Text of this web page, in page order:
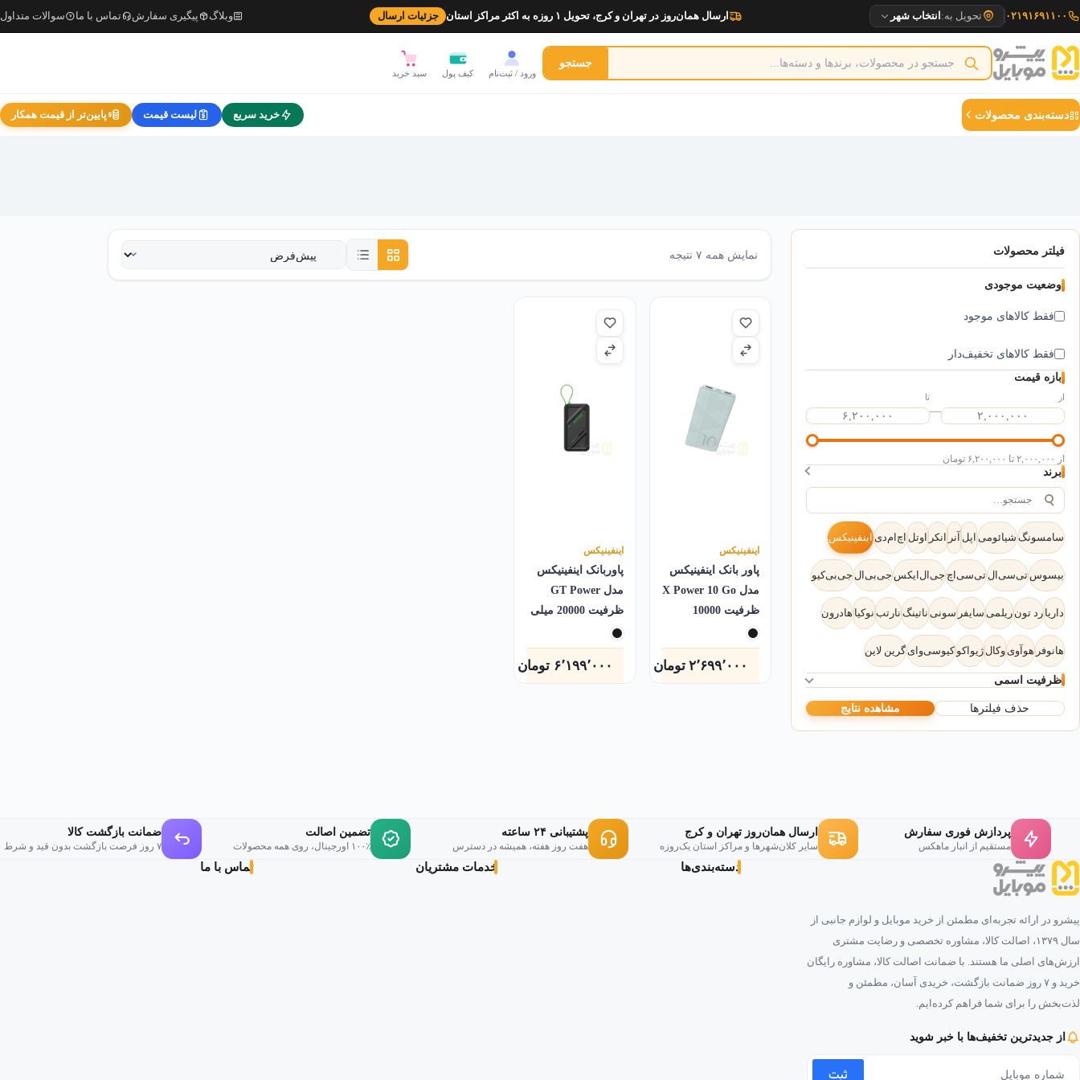
به
محتوا
۰۲۱۹۱۶۹۱۱۰۰ تحویل به: انتخاب شهر ارسال همان‌روز در تهران و کرج، تحویل ۱ روزه به اکثر مراکز استان جزئیات ارسال وبلاگ پیگیری سفارش تماس با ما سوالات متداول
جستجو
ورود / ثبت‌نام کیف پول سبد خرید
دسته‌بندی محصولات خرید سریع لیست قیمت پایین‌تر از قیمت همکار
فیلتر محصولات
وضعیت موجودی
فقط کالاهای موجود
فقط کالاهای تخفیف‌دار
بازه قیمت
از
—
تا
از ۲,۰۰۰,۰۰۰ تا ۶,۲۰۰,۰۰۰ تومان
برند
سامسونگشیائومی اپل آنر انکر اوتل اچ‌ام‌دی اینفینیکس
بیسوستی‌سی‌التی‌سی‌اچجی‌ال‌ایکسجی‌بی‌الجی‌بی‌کیو
داریا رد تون ریلمی سایفر سونی ناتینگ نارتب نوکیا هادرون
هانوفر هوآوی وکال ژیواکو کیو‌سی‌وایگرین لاین
ظرفیت اسمی
۱۰۰۰۰ میلی‌آمپرساعت (۴) ۲۰۰۰۰ میلی‌آمپرساعت (۲) حذف فیلترها مشاهده نتایج
نمایش همه ۷ نتیجه
اینفینیکس
پاور بانک اینفینیکس
مدل X Power 10 Go
ظرفیت 10000
میلی‌آمپر
۲٬۶۹۹٬۰۰۰ تومان
اینفینیکس
پاوربانک اینفینیکس
مدل GT Power
ظرفیت 20000 میلی
آمپر
۶٬۱۹۹٬۰۰۰ تومان
پردازش فوری سفارش
مستقیم از انبار ماهکس
ارسال همان‌روز تهران و کرج
سایر کلان‌شهرها و مراکز استان یک‌روزه
پشتیبانی ۲۴ ساعته
هفت روز هفته، همیشه در دسترس
تضمین اصالت
۱۰۰٪ اورجینال، روی همه محصولات
ضمانت بازگشت کالا
۷ روز فرصت بازگشت بدون قید و شرط
پیشرو در ارائه تجربه‌ای مطمئن از خرید موبایل و لوازم جانبی از
سال ۱۳۷۹، اصالت کالا، مشاوره تخصصی و رضایت مشتری
ارزش‌های اصلی ما هستند. با ضمانت اصالت کالا، مشاوره رایگان
خرید و ۷ روز ضمانت بازگشت، خریدی آسان، مطمئن و
لذت‌بخش را برای شما فراهم کرده‌ایم.
از جدیدترین تخفیف‌ها با خبر شوید
ثبت
دسته‌بندی‌ها خدمات مشتریان تماس با ما